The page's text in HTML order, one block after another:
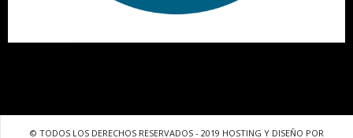
© TODOS LOS DERECHOS RESERVADOS - 2019 HOSTING Y DISEÑO POR